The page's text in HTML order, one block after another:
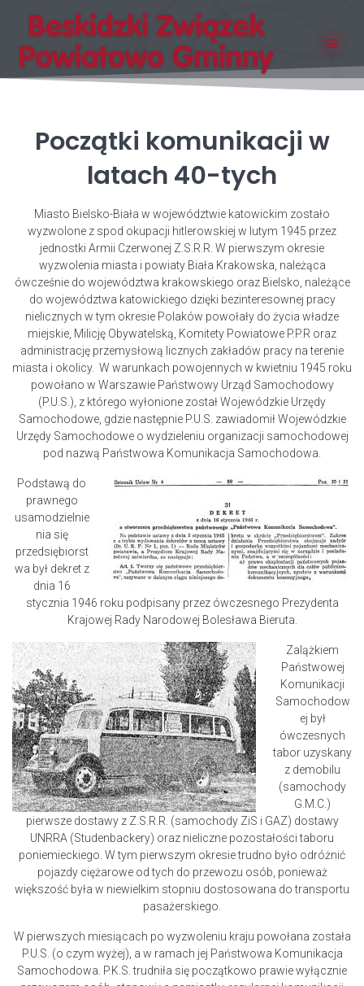
to
content
Początki komunikacji w
latach 40-tych
Miasto Bielsko-Biała w województwie katowickim zostało
wyzwolone z spod okupacji hitlerowskiej w lutym 1945 przez
jednostki Armii Czerwonej Z.S.R.R. W pierwszym okresie
wyzwolenia miasta i powiaty Biała Krakowska, należąca
ówcześnie do województwa krakowskiego oraz Bielsko, należące
do województwa katowickiego dzięki bezinteresownej pracy
nielicznych w tym okresie Polaków powołały do życia władze
miejskie, Milicję Obywatelską, Komitety Powiatowe P.P.R oraz
administrację przemysłową licznych zakładów pracy na terenie
miasta i okolicy. W warunkach powojennych w kwietniu 1945 roku
powołano w Warszawie Państwowy Urząd Samochodowy
(P.U.S.), z którego wyłonione został Wojewódzkie Urzędy
Samochodowe, gdzie następnie P.U.S. zawiadomił Wojewódzkie
Urzędy Samochodowe o wydzieleniu organizacji samochodowej
pod nazwą Państwowa Komunikacja Samochodowa.
Podstawą do
prawnego
usamodzielnie
nia się
przedsiębiorst
wa był dekret z
dnia 16
stycznia 1946 roku podpisany przez ówczesnego Prezydenta
Krajowej Rady Narodowej Bolesława Bieruta.
Zalążkiem
Państwowej
Komunikacji
Samochodow
ej był
ówczesnych
tabor uzyskany
z demobilu
(samochody
G.M.C.)
pierwsze dostawy z Z.S.R.R. (samochody ZiS i GAZ) dostawy
UNRRA (Studenbackery) oraz nieliczne pozostałości taboru
poniemieckiego. W tym pierwszym okresie trudno było odróżnić
pojazdy ciężarowe od tych do przewozu osób, ponieważ
większość była w niewielkim stopniu dostosowana do transportu
pasażerskiego.
W pierwszych miesiącach po wyzwoleniu kraju powołana została
P.U.S. (o czym wyżej), a w ramach jej Państwowa Komunikacja
Samochodowa. P.K.S. trudniła się początkowo prawie wyłącznie